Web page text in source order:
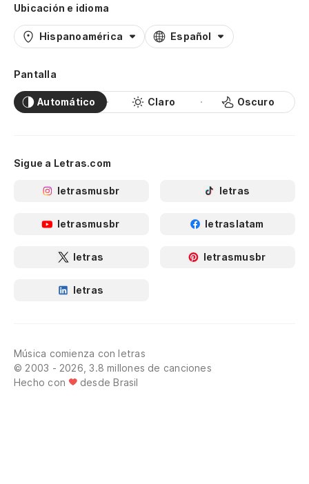
Ubicación e idioma
Hispanoamérica Español
Pantalla
Automático Claro Oscuro
Sigue a Letras.com
letrasmusbr letras
letrasmusbr letraslatam
letras letrasmusbr
letras
Música comienza con letras
© 2003 - 2026, 3.8 millones de canciones
Hecho con
desde Brasil